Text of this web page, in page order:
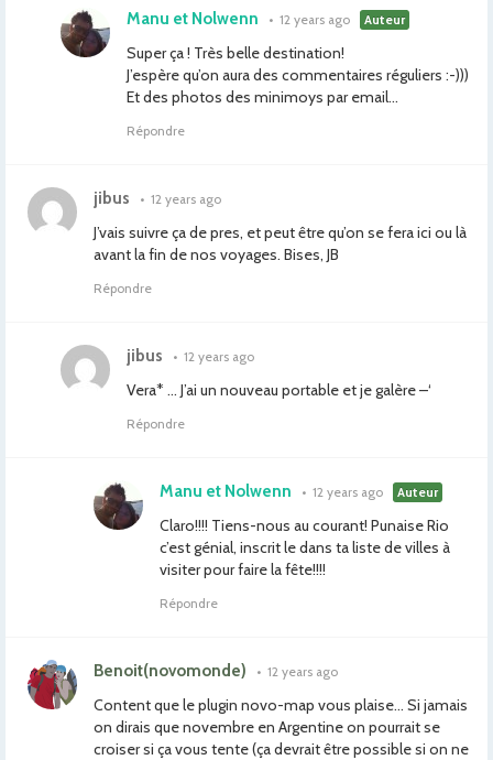
Manu et Nolwenn • 12 years ago Auteur
Super ça ! Très belle destination!
J’espère qu’on aura des commentaires réguliers :-)))
Et des photos des minimoys par email…
Répondre
jibus • 12 years ago
J’vais suivre ça de pres, et peut être qu’on se fera ici ou là
avant la fin de nos voyages. Bises, JB
Répondre
jibus • 12 years ago
Vera* … J’ai un nouveau portable et je galère –‘
Répondre
Manu et Nolwenn • 12 years ago Auteur
Claro!!!! Tiens-nous au courant! Punaise Rio
c’est génial, inscrit le dans ta liste de villes à
visiter pour faire la fête!!!!
Répondre
Benoit(novomonde) • 12 years ago
Content que le plugin novo-map vous plaise… Si jamais
on dirais que novembre en Argentine on pourrait se
croiser si ça vous tente (ça devrait être possible si on ne